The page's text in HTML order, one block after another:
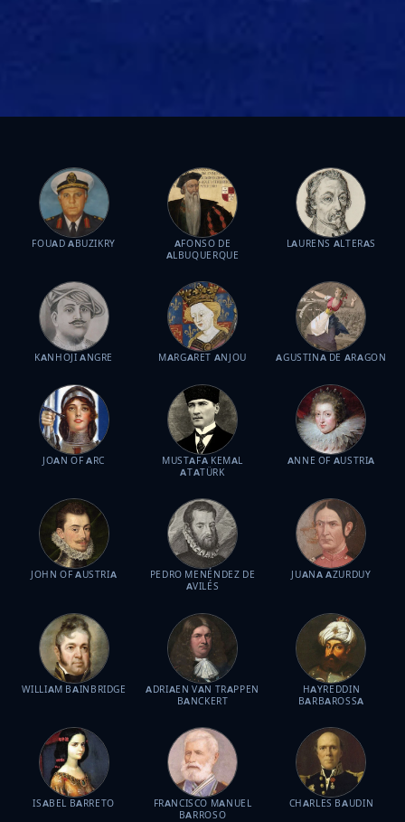
FOUAD ABUZIKRY
AFONSO DE
ALBUQUERQUE
LAURENS ALTERAS
KANHOJI ANGRE MARGARET ANJOU AGUSTINA DE ARAGON
JOAN OF ARC
MUSTAFA KEMAL
ATATÜRK
ANNE OF AUSTRIA
JOHN OF AUSTRIA
PEDRO MENÉNDEZ DE
AVILÉS
JUANA AZURDUY
WILLIAM BAINBRIDGE
ADRIAEN VAN TRAPPEN
BANCKERT
HAYREDDIN
BARBAROSSA
ISABEL BARRETO
FRANCISCO MANUEL
BARROSO
CHARLES BAUDIN